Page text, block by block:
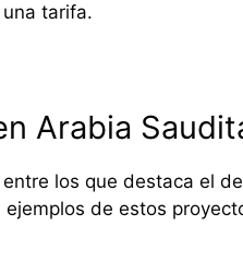
tarifa.
Arabia
los que destaca el
de estos